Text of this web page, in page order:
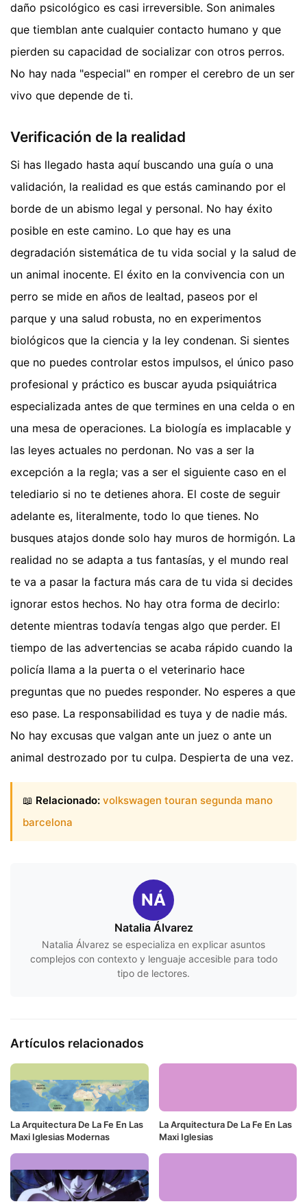
daño psicológico es casi irreversible. Son animales
que tiemblan ante cualquier contacto humano y que
pierden su capacidad de socializar con otros perros.
No hay nada "especial" en romper el cerebro de un ser
vivo que depende de ti.
Verificación de la realidad
Si has llegado hasta aquí buscando una guía o una
validación, la realidad es que estás caminando por el
borde de un abismo legal y personal. No hay éxito
posible en este camino. Lo que hay es una
degradación sistemática de tu vida social y la salud de
un animal inocente. El éxito en la convivencia con un
perro se mide en años de lealtad, paseos por el
parque y una salud robusta, no en experimentos
biológicos que la ciencia y la ley condenan. Si sientes
que no puedes controlar estos impulsos, el único paso
profesional y práctico es buscar ayuda psiquiátrica
especializada antes de que termines en una celda o en
una mesa de operaciones. La biología es implacable y
las leyes actuales no perdonan. No vas a ser la
excepción a la regla; vas a ser el siguiente caso en el
telediario si no te detienes ahora. El coste de seguir
adelante es, literalmente, todo lo que tienes. No
busques atajos donde solo hay muros de hormigón. La
realidad no se adapta a tus fantasías, y el mundo real
te va a pasar la factura más cara de tu vida si decides
ignorar estos hechos. No hay otra forma de decirlo:
detente mientras todavía tengas algo que perder. El
tiempo de las advertencias se acaba rápido cuando la
policía llama a la puerta o el veterinario hace
preguntas que no puedes responder. No esperes a que
eso pase. La responsabilidad es tuya y de nadie más.
No hay excusas que valgan ante un juez o ante un
animal destrozado por tu culpa. Despierta de una vez.
📖 Relacionado: volkswagen touran segunda mano
barcelona
NÁ
Natalia Álvarez
Natalia Álvarez se especializa en explicar asuntos
complejos con contexto y lenguaje accesible para todo
tipo de lectores.
Artículos relacionados
La Arquitectura De La Fe En Las
Maxi Iglesias Modernas
La Arquitectura De La Fe En Las
Maxi Iglesias